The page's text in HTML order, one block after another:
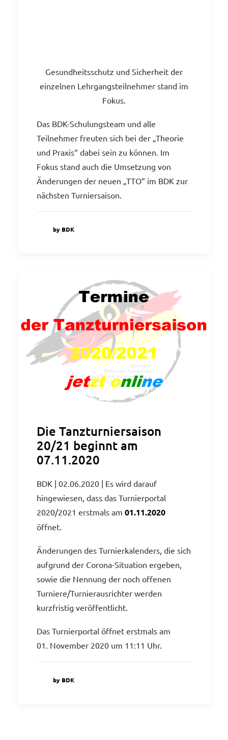
Gesundheitsschutz und Sicherheit der
einzelnen Lehrgangsteilnehmer stand im
Fokus.
Das BDK-Schulungsteam und alle
Teilnehmer freuten sich bei der „Theorie
und Praxis“ dabei sein zu können. Im
Fokus stand auch die Umsetzung von
Änderungen der neuen „TTO“ im BDK zur
nächsten Turniersaison.
by BDK
Die Tanzturniersaison
20/21 beginnt am
07.11.2020
BDK | 02.06.2020 | Es wird darauf
hingewiesen, dass das Turnierportal
2020/2021 erstmals am 01.11.2020
öffnet.
Änderungen des Turnierkalenders, die sich
aufgrund der Corona-Situation ergeben,
sowie die Nennung der noch offenen
Turniere/Turnierausrichter werden
kurzfristig veröffentlicht.
Das Turnierportal öffnet erstmals am
01. November 2020 um 11:11 Uhr.
by BDK